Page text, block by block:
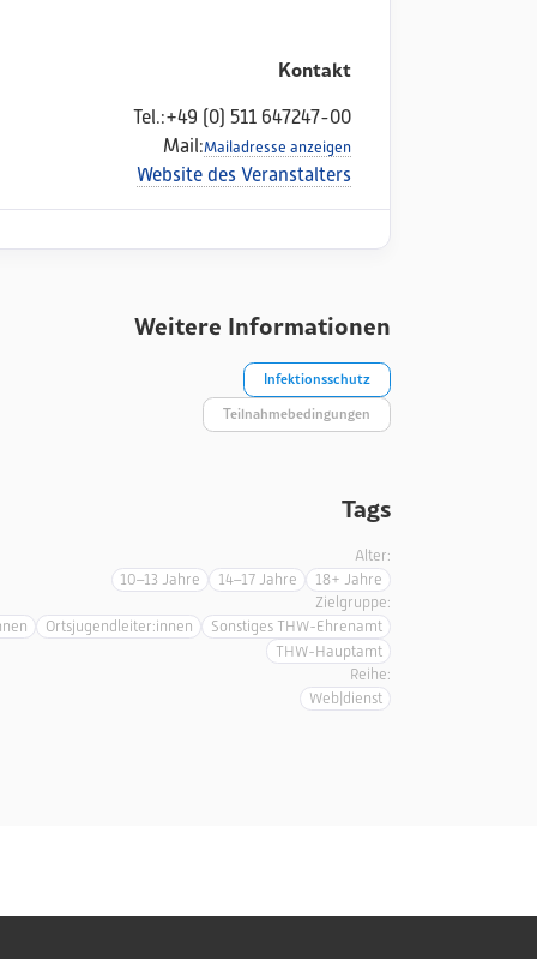
Kontakt
Tel.:+49 (0) 511 647247-00
Mail:Mailadresse anzeigen
Website des Veranstalters
Weitere Informationen
Infektionsschutz
Teilnahmebedingungen
Tags
Alter:
10–13 Jahre
14–17 Jahre
18+ Jahre
Zielgruppe:
Ortsjugendleiter:innen
Sonstiges THW-Ehrenamt
THW-Hauptamt
Reihe:
Web|dienst